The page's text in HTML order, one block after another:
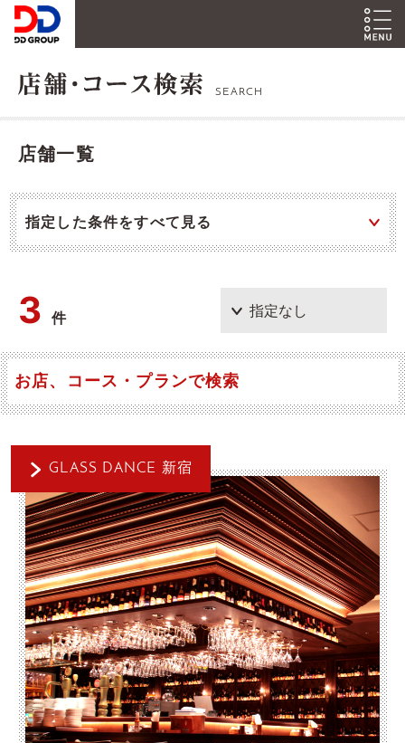
SEARCH
店舗一覧
指定した条件をすべて見る
3件
お店、コース・プランで検索
GLASS DANCE 新宿